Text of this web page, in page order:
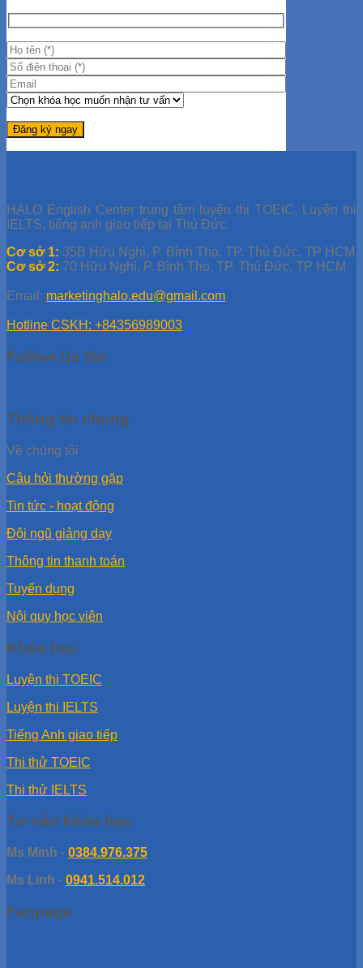
HALO English Center trung tâm luyện thi TOEIC, Luyện thi
IELTS, tiếng anh giao tiếp tại Thủ Đức.
Cơ sở 1: 35B Hữu Nghị, P. Bình Thọ, TP. Thủ Đức, TP HCM
Cơ sở 2: 70 Hữu Nghị, P. Bình Thọ, TP. Thủ Đức, TP HCM
Email: marketinghalo.edu@gmail.com
Hotline CSKH: +84356989003
Follow Us On
Thông tin chung
Về chúng tôi
Câu hỏi thường gặp
Tin tức - hoạt động
Đội ngũ giảng dạy
Thông tin thanh toán
Tuyển dụng
Nội quy học viên
Khóa học
Luyện thi TOEIC
Luyện thi IELTS
Tiếng Anh giao tiếp
Thi thử TOEIC
Thi thử IELTS
Tư vấn khóa học
Ms Minh - 0384.976.375
Ms Linh - 0941.514.012
Fanpage